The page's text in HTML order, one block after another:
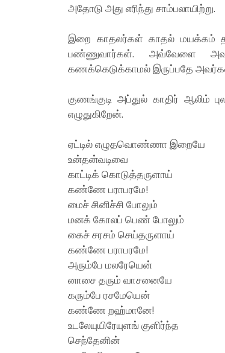
அதோடு அது எரிந்து சாம்பலாயிற்று.
இறை காதலர்கள் காதல் மயக்கம்
பண்ணுவார்கள். அவ்வேளை
கணக்கெடுக்காமல் இருப்பதே
குணங்குடி அப்துல் காதிர் ஆலிம்
எழுதுகிறேன்.
ஏட்டில் எழுதவொண்ணா இறையே
உன்தன்வடிவை
காட்டிக் கொடுத்தருளாய்
கண்ணே பராபரமே!
மைச் சினிச்சி போலும்
மனக் கோலப் பெண் போலும்
கைச் சரசம் செய்தருளாய்
கண்ணே பராபரமே!
அரும்பே மலரேயென்
னாசை தரும் வாசனையே
கரும்பே ரசமேயென்
கண்ணே றஹ்மானே!
உடலேயுயிரேயுளங் குளிர்ந்த
செந்தேனின்